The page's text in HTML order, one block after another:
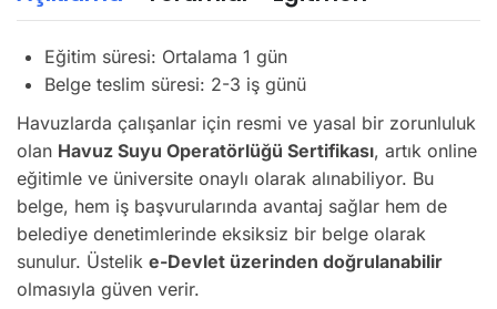
Eğitim süresi: Ortalama 1 gün
Belge teslim süresi: 2-3 iş günü
Havuzlarda çalışanlar için resmi ve yasal bir zorunluluk
olan Havuz Suyu Operatörlüğü Sertifikası, artık online
eğitimle ve üniversite onaylı olarak alınabiliyor. Bu
belge, hem iş başvurularında avantaj sağlar hem de
belediye denetimlerinde eksiksiz bir belge olarak
sunulur. Üstelik e-Devlet üzerinden doğrulanabilir
olmasıyla güven verir.